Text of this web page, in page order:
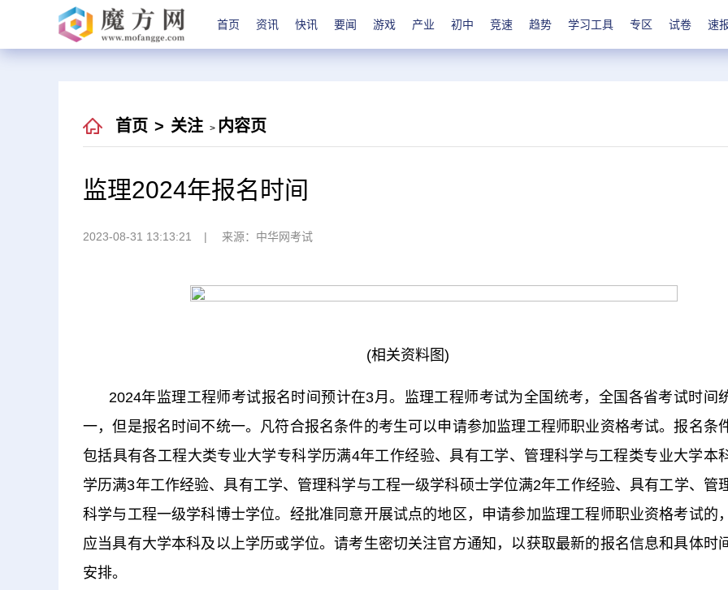
首页 资讯 快讯 要闻 游戏 产业 初中 竞速 趋势 学习工具 专区 试卷 速
首页 > 关注 > 内容页
监理2024年报名时间
2023-08-31 13:13:21 来源：中华网考试
(相关资料图)
2024年监理工程师考试报名时间预计在3月。监理工程师考试为全国统考，全国各省考试时间
一，但是报名时间不统一。凡符合报名条件的考生可以申请参加监理工程师职业资格考试。报名条
包括具有各工程大类专业大学专科学历满4年工作经验、具有工学、管理科学与工程类专业大学本
学历满3年工作经验、具有工学、管理科学与工程一级学科硕士学位满2年工作经验、具有工学、管
科学与工程一级学科博士学位。经批准同意开展试点的地区，申请参加监理工程师职业资格考试的，
应当具有大学本科及以上学历或学位。请考生密切关注官方通知，以获取最新的报名信息和具体时间
安排。